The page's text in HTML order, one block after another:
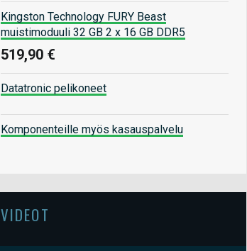
Kingston Technology FURY Beast
muistimoduuli 32 GB 2 x 16 GB DDR5
519,90 €
Datatronic pelikoneet
Komponenteille myös kasauspalvelu
VIDEOT